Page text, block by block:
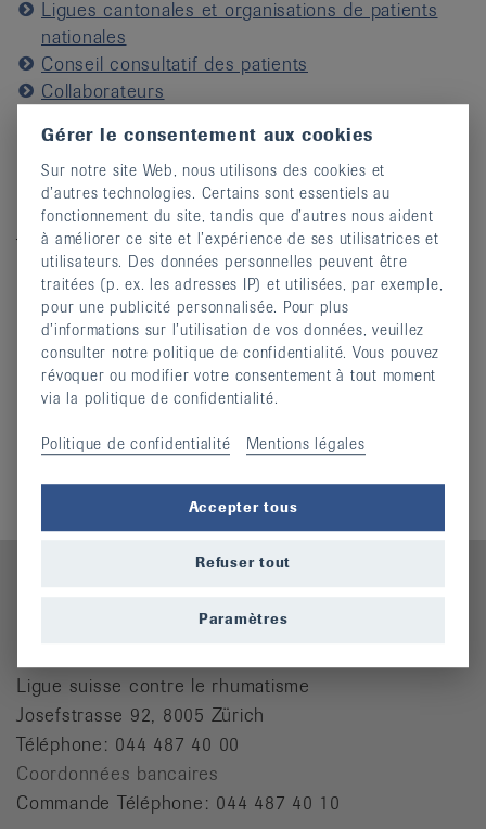
Ligues cantonales et organisations de patients
nationales
Conseil consultatif des patients
Collaborateurs
Réseau
Financement
Parrains
Téléchargements
Ligue suisse contre le rhumatisme Comptes
annuels 2025(pdf, 873,195 KO)
Ligue suisse contre le rhumatisme Rapport
annuel 2025(pdf, 7,498 MO)
Statuts Ligue suisse contre le rhumatisme
Fil Conducteur(pdf, 24,544 KO)
Ligue suisse contre le rhumatisme
Josefstrasse 92, 8005 Zürich
Téléphone: 044 487 40 00
Coordonnées bancaires
Commande Téléphone: 044 487 40 10
Gérer le consentement aux cookies
Sur notre site Web, nous utilisons des cookies et
d’autres technologies. Certains sont essentiels au
fonctionnement du site, tandis que d’autres nous aident
à améliorer ce site et l’expérience de ses utilisatrices et
utilisateurs. Des données personnelles peuvent être
traitées (p. ex. les adresses IP) et utilisées, par exemple,
pour une publicité personnalisée. Pour plus
d’informations sur l’utilisation de vos données, veuillez
consulter notre politique de confidentialité. Vous pouvez
révoquer ou modifier votre consentement à tout moment
via la politique de confidentialité.
Politique de confidentialité Mentions légales
Accepter tous
Refuser tout
Paramètres